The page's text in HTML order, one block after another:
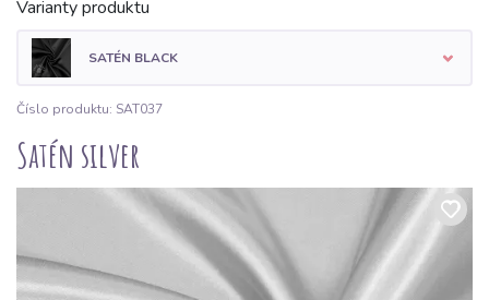
Varianty produktu
SATÉN BLACK
Číslo produktu: SAT037
Satén silver